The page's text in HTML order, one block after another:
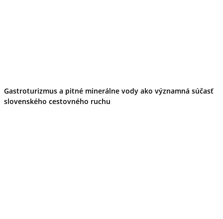
Gastroturizmus a pitné minerálne vody ako významná súčasť
slovenského cestovného ruchu